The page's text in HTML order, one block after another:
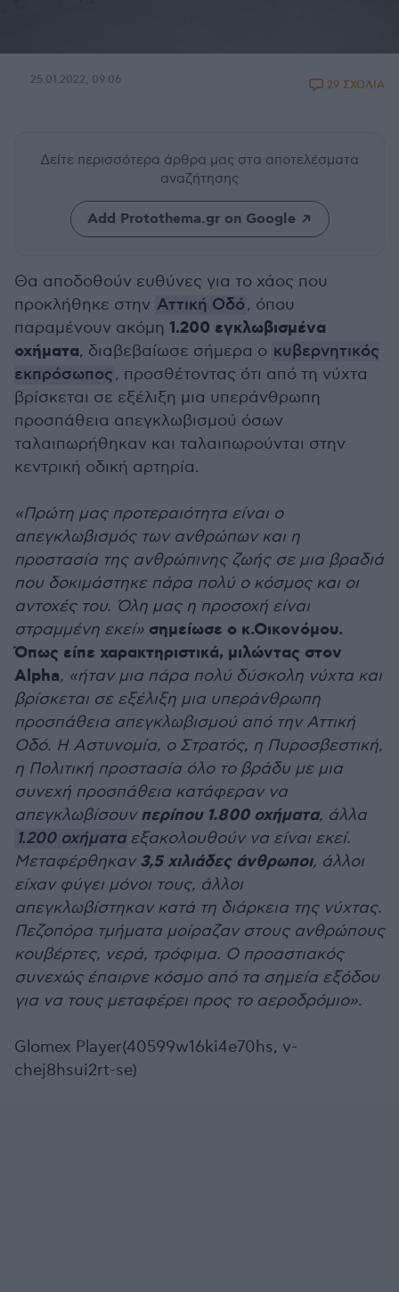
25.01.2022, 09:06 29 ΣΧΟΛΙΑ
Δείτε περισσότερα άρθρα μας στα αποτελέσματα
αναζήτησης
Add Protothema.gr on Google
Θα αποδοθούν ευθύνες για το χάος που
προκλήθηκε στην Αττική Οδό, όπου
παραμένουν ακόμη 1.200 εγκλωβισμένα
οχήματα, διαβεβαίωσε σήμερα ο κυβερνητικός
εκπρόσωπος, προσθέτοντας ότι από τη νύχτα
βρίσκεται σε εξέλιξη μια υπεράνθρωπη
προσπάθεια απεγκλωβισμού όσων
ταλαιπωρήθηκαν και ταλαιπωρούνται στην
κεντρική οδική αρτηρία.
«Πρώτη μας προτεραιότητα είναι ο
απεγκλωβισμός των ανθρώπων και η
προστασία της ανθρώπινης ζωής σε μια βραδιά
που δοκιμάστηκε πάρα πολύ ο κόσμος και οι
αντοχές του. Όλη μας η προσοχή είναι
στραμμένη εκεί» σημείωσε ο κ.Οικονόμου.
Όπως είπε χαρακτηριστικά, μιλώντας στον
Alpha, «ήταν μια πάρα πολύ δύσκολη νύχτα και
βρίσκεται σε εξέλιξη μια υπεράνθρωπη
προσπάθεια απεγκλωβισμού από την Αττική
Οδό. Η Αστυνομία, ο Στρατός, η Πυροσβεστική,
η Πολιτική προστασία όλο το βράδυ με μια
συνεχή προσπάθεια κατάφεραν να
απεγκλωβίσουνπερίπου 1.800 οχήματα, άλλα
1.200 οχήματα εξακολουθούν να είναι εκεί.
Μεταφέρθηκαν3,5 χιλιάδες άνθρωποι, άλλοι
είχαν φύγει μόνοι τους, άλλοι
απεγκλωβίστηκαν κατά τη διάρκεια της νύχτας.
Πεζοπόρα τμήματα μοίραζαν στους ανθρώπους
κουβέρτες, νερά, τρόφιμα. Ο προαστιακός
συνεχώς έπαιρνε κόσμο από τα σημεία εξόδου
για να τους μεταφέρει προς το αεροδρόμιο».
Glomex Player(40599w16ki4e70hs, v-
chej8hsui2rt-se)